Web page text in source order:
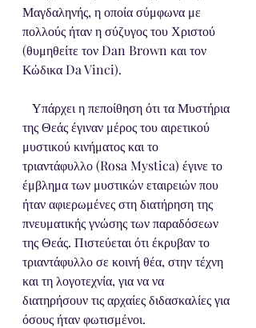
Μαγδαληνής, η οποία σύμφωνα με
πολλούς ήταν η σύζυγος του Χριστού
(θυμηθείτε τον Dan Brown και τον
Κώδικα Da Vinci).
της Θεάς έγιναν μέρος του αιρετικού
μυστικού κινήματος και το
τριαντάφυλλο (Rosa Mystica) έγινε το
έμβλημα των μυστικών εταιρειών που
ήταν αφιερωμένες στη διατήρηση της
πνευματικής γνώσης των παραδόσεων
της Θεάς. Πιστεύεται ότι έκρυβαν το
τριαντάφυλλο σε κοινή θέα, στην τέχνη
και τη λογοτεχνία, για να να
διατηρήσουν τις αρχαίες διδασκαλίες για
όσους ήταν φωτισμένοι.